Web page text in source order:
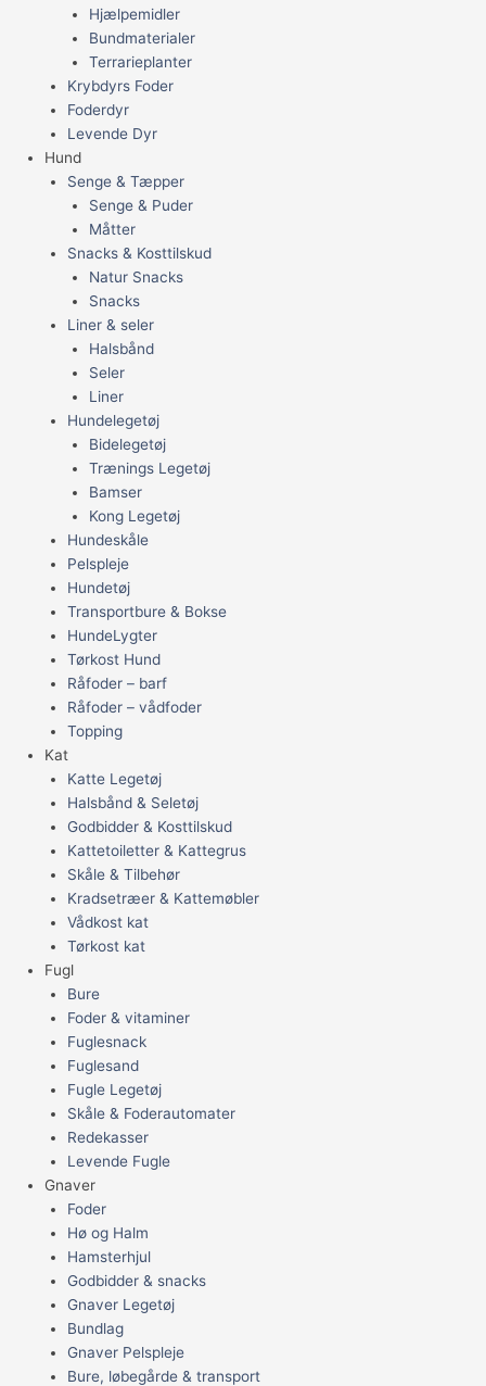
Hjælpemidler
Bundmaterialer
Terrarieplanter
Krybdyrs Foder
Foderdyr
Levende Dyr
Hund
Senge & Tæpper
Senge & Puder
Måtter
Snacks & Kosttilskud
Natur Snacks
Snacks
Liner & seler
Halsbånd
Seler
Liner
Hundelegetøj
Bidelegetøj
Trænings Legetøj
Bamser
Kong Legetøj
Hundeskåle
Pelspleje
Hundetøj
Transportbure & Bokse
HundeLygter
Tørkost Hund
Råfoder – barf
Råfoder – vådfoder
Topping
Kat
Katte Legetøj
Halsbånd & Seletøj
Godbidder & Kosttilskud
Kattetoiletter & Kattegrus
Skåle & Tilbehør
Kradsetræer & Kattemøbler
Vådkost kat
Tørkost kat
Fugl
Bure
Foder & vitaminer
Fuglesnack
Fuglesand
Fugle Legetøj
Skåle & Foderautomater
Redekasser
Levende Fugle
Gnaver
Foder
Hø og Halm
Hamsterhjul
Godbidder & snacks
Gnaver Legetøj
Bundlag
Gnaver Pelspleje
Bure, løbegårde & transport